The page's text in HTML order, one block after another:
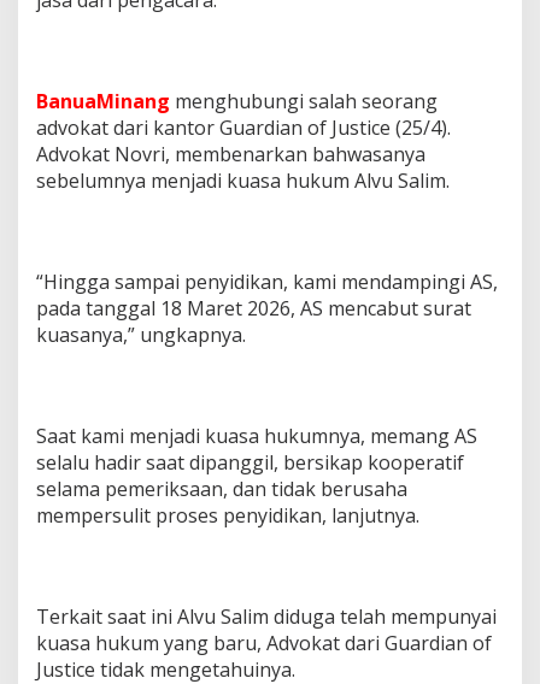
BanuaMinang menghubungi salah seorang
advokat dari kantor Guardian of Justice (25/4).
Advokat Novri, membenarkan bahwasanya
sebelumnya menjadi kuasa hukum Alvu Salim.
“Hingga sampai penyidikan, kami mendampingi AS,
pada tanggal 18 Maret 2026, AS mencabut surat
kuasanya,” ungkapnya.
Saat kami menjadi kuasa hukumnya, memang AS
selalu hadir saat dipanggil, bersikap kooperatif
selama pemeriksaan, dan tidak berusaha
mempersulit proses penyidikan, lanjutnya.
Terkait saat ini Alvu Salim diduga telah mempunyai
kuasa hukum yang baru, Advokat dari Guardian of
Justice tidak mengetahuinya.